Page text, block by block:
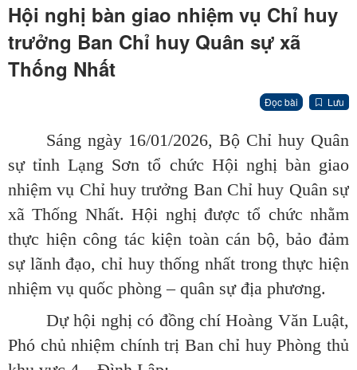
Hội nghị bàn giao nhiệm vụ Chỉ huy
trưởng Ban Chỉ huy Quân sự xã
Thống Nhất
Đọc bài Lưu
Sáng ngày 16/01/2026, Bộ Chỉ huy Quân
sự tỉnh Lạng Sơn tổ chức Hội nghị bàn giao
nhiệm vụ Chỉ huy trưởng Ban Chỉ huy Quân sự
xã Thống Nhất. Hội nghị được tổ chức nhằm
thực hiện công tác kiện toàn cán bộ, bảo đảm
sự lãnh đạo, chỉ huy thống nhất trong thực hiện
nhiệm vụ quốc phòng – quân sự địa phương.
Dự hội nghị có đồng chíHoàng Văn Luật,
Phó chủ nhiệm chính trị Ban chỉ huy Phòng thủ